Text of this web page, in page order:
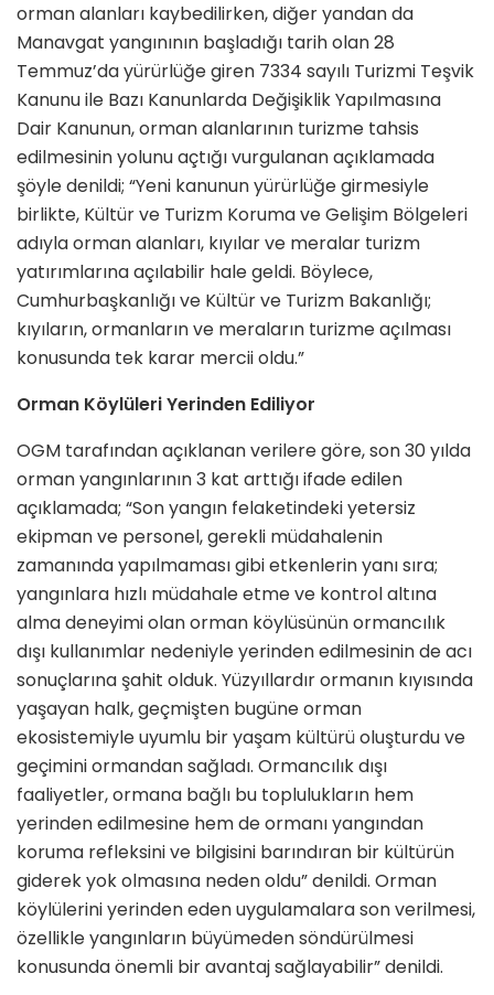
orman alanları kaybedilirken, diğer yandan da
Manavgat yangınının başladığı tarih olan 28
Temmuz’da yürürlüğe giren 7334 sayılı Turizmi Teşvik
Kanunu ile Bazı Kanunlarda Değişiklik Yapılmasına
Dair Kanunun, orman alanlarının turizme tahsis
edilmesinin yolunu açtığı vurgulanan açıklamada
şöyle denildi; “Yeni kanunun yürürlüğe girmesiyle
birlikte, Kültür ve Turizm Koruma ve Gelişim Bölgeleri
adıyla orman alanları, kıyılar ve meralar turizm
yatırımlarına açılabilir hale geldi. Böylece,
Cumhurbaşkanlığı ve Kültür ve Turizm Bakanlığı;
kıyıların, ormanların ve meraların turizme açılması
konusunda tek karar mercii oldu.”
Orman Köylüleri Yerinden Ediliyor
OGM tarafından açıklanan verilere göre, son 30 yılda
orman yangınlarının 3 kat arttığı ifade edilen
açıklamada; “Son yangın felaketindeki yetersiz
ekipman ve personel, gerekli müdahalenin
zamanında yapılmaması gibi etkenlerin yanı sıra;
yangınlara hızlı müdahale etme ve kontrol altına
alma deneyimi olan orman köylüsünün ormancılık
dışı kullanımlar nedeniyle yerinden edilmesinin de acı
sonuçlarına şahit olduk. Yüzyıllardır ormanın kıyısında
yaşayan halk, geçmişten bugüne orman
ekosistemiyle uyumlu bir yaşam kültürü oluşturdu ve
geçimini ormandan sağladı. Ormancılık dışı
faaliyetler, ormana bağlı bu toplulukların hem
yerinden edilmesine hem de ormanı yangından
koruma refleksini ve bilgisini barındıran bir kültürün
giderek yok olmasına neden oldu” denildi. Orman
köylülerini yerinden eden uygulamalara son verilmesi,
özellikle yangınların büyümeden söndürülmesi
konusunda önemli bir avantaj sağlayabilir” denildi.